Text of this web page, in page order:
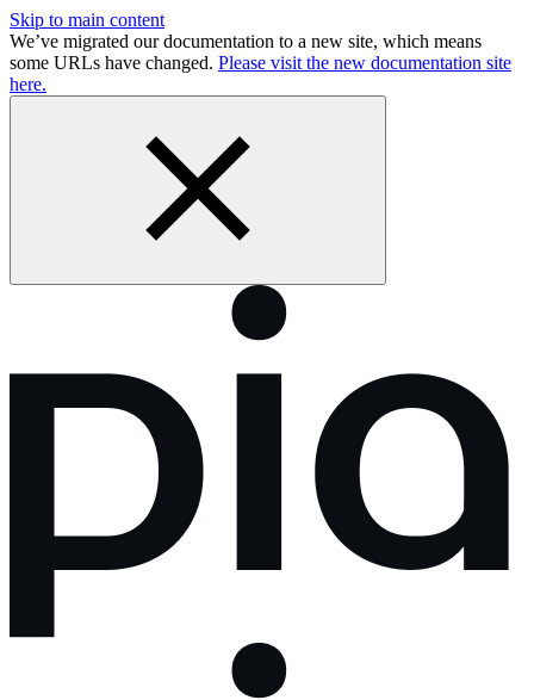
Skip to main content
We’ve migrated our documentation to a new site, which means
some URLs have changed. Please visit the new documentation site
here.